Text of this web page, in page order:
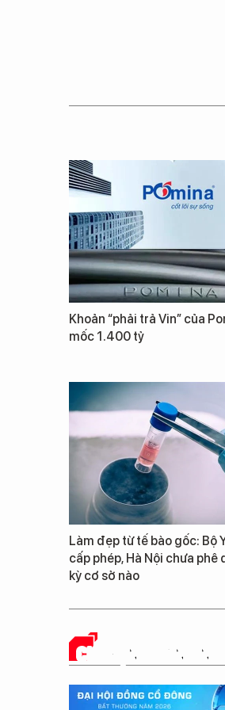
Khoản “phải trả Vin” của
mốc 1.400 tỷ
Làm đẹp từ tế bào gốc: Bộ
cấp phép, Hà Nội chưa phê
kỳ cơ sở nào
CHUYỆN DOANH